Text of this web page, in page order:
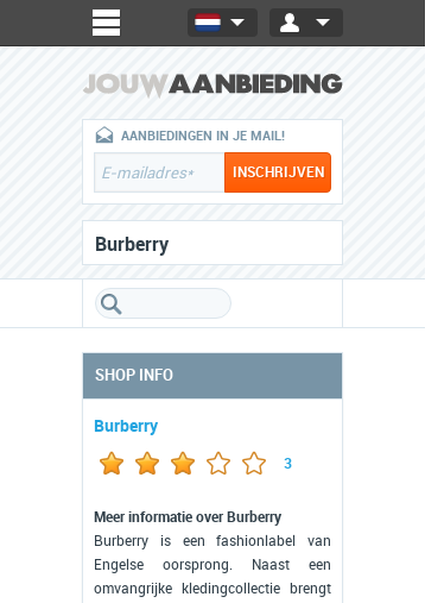
AANBIEDINGEN IN JE MAIL!
Burberry
SHOP INFO
Burberry
3
Meer informatie over Burberry
Burberry is een fashionlabel van
Engelse oorsprong. Naast een
omvangrijke kledingcollectie brengt